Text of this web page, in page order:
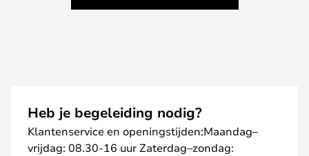
Heb je begeleiding nodig?
Klantenservice en openingstijden:Maandag–
vrijdag: 08.30-16 uur Zaterdag–zondag: